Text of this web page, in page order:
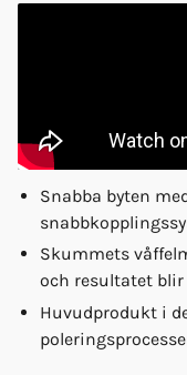
Snabba byten
Skummets
och resultatet
Huvudprodukt i